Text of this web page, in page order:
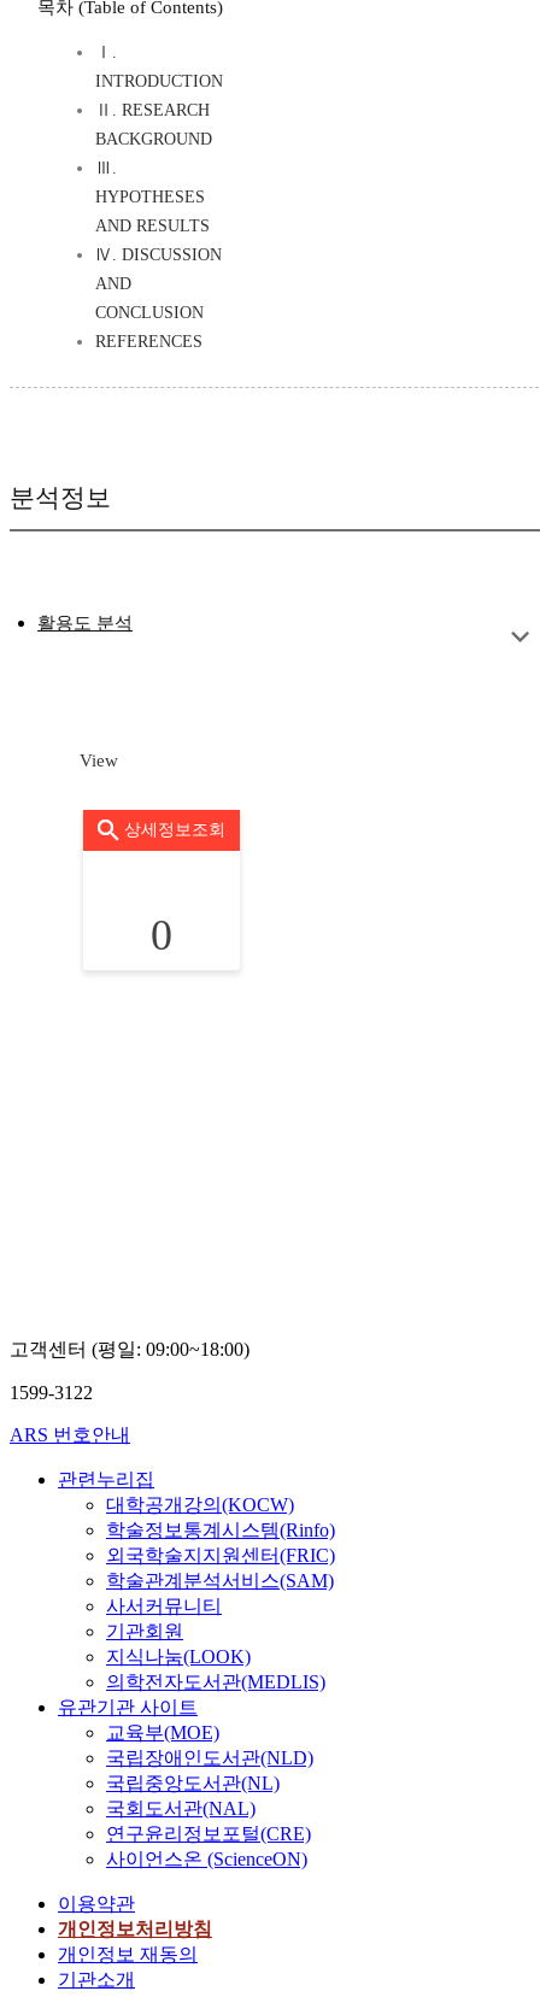
목차 (Table of Contents)
Ⅰ.
INTRODUCTION
Ⅱ. RESEARCH
BACKGROUND
Ⅲ.
HYPOTHESES
AND RESULTS
Ⅳ. DISCUSSION
AND
CONCLUSION
REFERENCES
분석정보
활용도 분석
View
상세정보조회
0
고객센터 (평일: 09:00~18:00)
1599-3122
ARS 번호안내
관련누리집
대학공개강의(KOCW)
학술정보통계시스템(Rinfo)
외국학술지지원센터(FRIC)
학술관계분석서비스(SAM)
사서커뮤니티
기관회원
지식나눔(LOOK)
의학전자도서관(MEDLIS)
유관기관 사이트
교육부(MOE)
국립장애인도서관(NLD)
국립중앙도서관(NL)
국회도서관(NAL)
연구윤리정보포털(CRE)
사이언스온 (ScienceON)
이용약관
개인정보처리방침
개인정보 재동의
기관소개